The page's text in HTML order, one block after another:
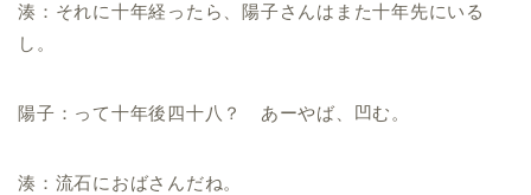
湊：それに十年経ったら、陽子さんはまた十年先にいる
し。
陽子：って十年後四十八？ あーやば、凹む。
湊：流石におばさんだね。